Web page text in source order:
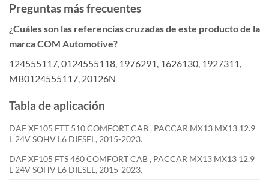
Preguntas más frecuentes
¿Cuáles son las referencias cruzadas de este producto de la
marca COM Automotive?
124555117, 0124555118, 1976291, 1626130, 1927311,
MB0124555117, 20126N
Tabla de aplicación
DAF XF105 FTT 510 COMFORT CAB , PACCAR MX13 MX13 12.9
L 24V SOHV L6 DIESEL, 2015-2023.
DAF XF105 FTS 460 COMFORT CAB , PACCAR MX13 MX13 12.9
L 24V SOHV L6 DIESEL, 2015-2023.